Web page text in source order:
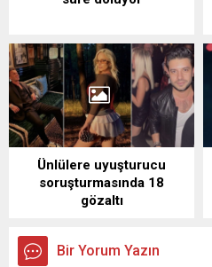
Ünlülere uyuşturucu
soruşturmasında 18
gözaltı
Bir Yorum Yazın